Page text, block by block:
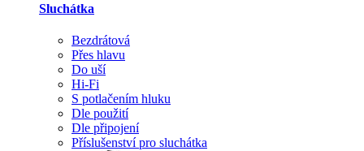
Sluchátka
Bezdrátová
Přes hlavu
Do uší
Hi-Fi
S potlačením hluku
Dle použití
Dle připojení
Příslušenství pro sluchátka